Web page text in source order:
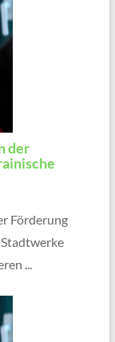
der
Förderung
...